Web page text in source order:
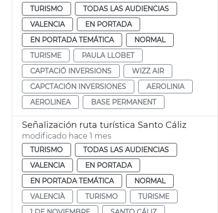
TURISMO
TODAS LAS AUDIENCIAS
VALENCIA
EN PORTADA
EN PORTADA TEMÁTICA
NORMAL
TURISME
PAULA LLOBET
CAPTACIÓ INVERSIONS
WIZZ AIR
CAPCTACIÓN INVERSIONES
AEROLINIA
AEROLINEA
BASE PERMANENT
Señalización ruta turística Santo Cáliz
modificado hace 1 mes
TURISMO
TODAS LAS AUDIENCIAS
VALENCIA
EN PORTADA
EN PORTADA TEMÁTICA
NORMAL
VALENCIÀ
TURISMO
TURISME